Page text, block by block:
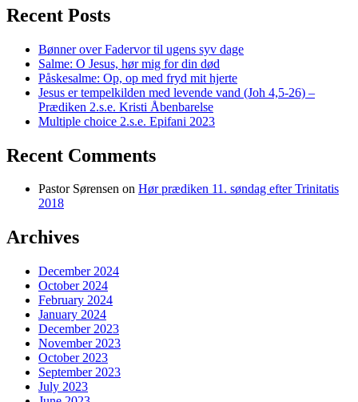
Recent Posts
Bønner over Fadervor til ugens syv dage
Salme: O Jesus, hør mig for din død
Påskesalme: Op, op med fryd mit hjerte
Jesus er tempelkilden med levende vand (Joh 4,5-26) –
Prædiken 2.s.e. Kristi Åbenbarelse
Multiple choice 2.s.e. Epifani 2023
Recent Comments
Pastor Sørensen on Hør prædiken 11. søndag efter Trinitatis
2018
Archives
December 2024
October 2024
February 2024
January 2024
December 2023
November 2023
October 2023
September 2023
July 2023